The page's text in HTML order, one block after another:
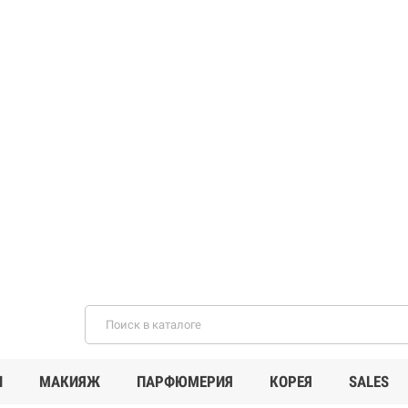
МАКИЯЖ ПАРФЮМЕРИЯ КОРЕЯ SALES